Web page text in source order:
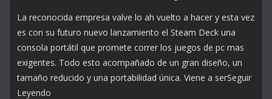
La reconocida empresa valve lo ah vuelto a hacer y esta vez
es con su futuro nuevo lanzamiento el Steam Deck una
consola portátil que promete correr los juegos de pc mas
exigentes. Todo esto acompañado de un gran diseño, un
tamaño reducido y una portabilidad única. Viene a serSeguir
Leyendo